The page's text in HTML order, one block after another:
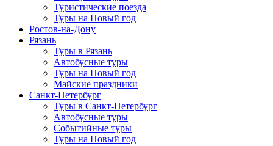
Туристические поезда
Туры на Новый год
Ростов-на-Дону
Рязань
Туры в Рязань
Автобусные туры
Туры на Новый год
Майские праздники
Санкт-Петербург
Туры в Санкт-Петербург
Автобусные туры
Событийные туры
Туры на Новый год